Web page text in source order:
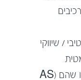
/ שיווקי
מתקדמת. תכני האתר הינם כמו שהם (AS